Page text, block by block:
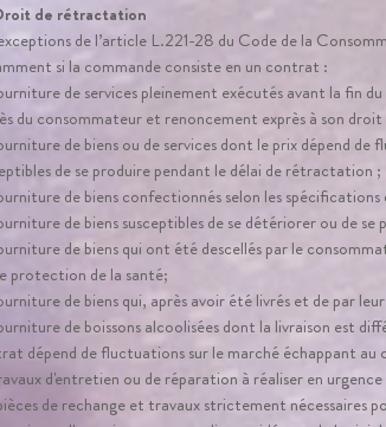
de rétractation
de l’article L.221-28 du Code de la
si la commande consiste en un contrat :
de services pleinement exécutés avant la fin
du consommateur et renoncement exprès à son
de biens ou de services dont le prix dépend
de se produire pendant le délai de rétractation ;
de biens confectionnés selon les
de biens susceptibles de se détériorer ou de se
de biens qui ont été descellés par le
protection de la santé;
de biens qui, après avoir été livrés et de par
de boissons alcoolisées dont la livraison est
dépend de fluctuations sur le marché échappant au
d'entretien ou de réparation à réaliser en
de rechange et travaux strictement nécessaires